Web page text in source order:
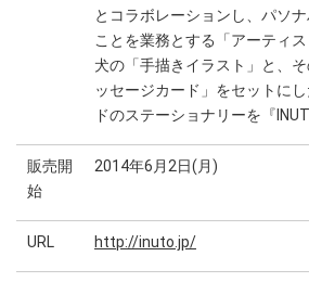
とコラボレーションし、パソ
ことを業務とする「アーティ
犬の「手描きイラスト」と、
ッセージカード」をセットに
ドのステーショナリーを『
販売開
始
2014年6月2日(月)
URL http://inuto.jp/